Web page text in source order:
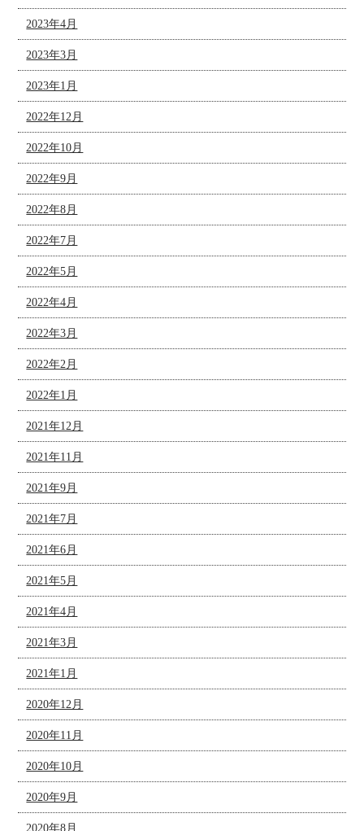
2023年4月
2023年3月
2023年1月
2022年12月
2022年10月
2022年9月
2022年8月
2022年7月
2022年5月
2022年4月
2022年3月
2022年2月
2022年1月
2021年12月
2021年11月
2021年9月
2021年7月
2021年6月
2021年5月
2021年4月
2021年3月
2021年1月
2020年12月
2020年11月
2020年10月
2020年9月
2020年8月